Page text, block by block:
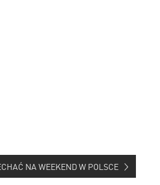
NA WEEKEND W POLSCE